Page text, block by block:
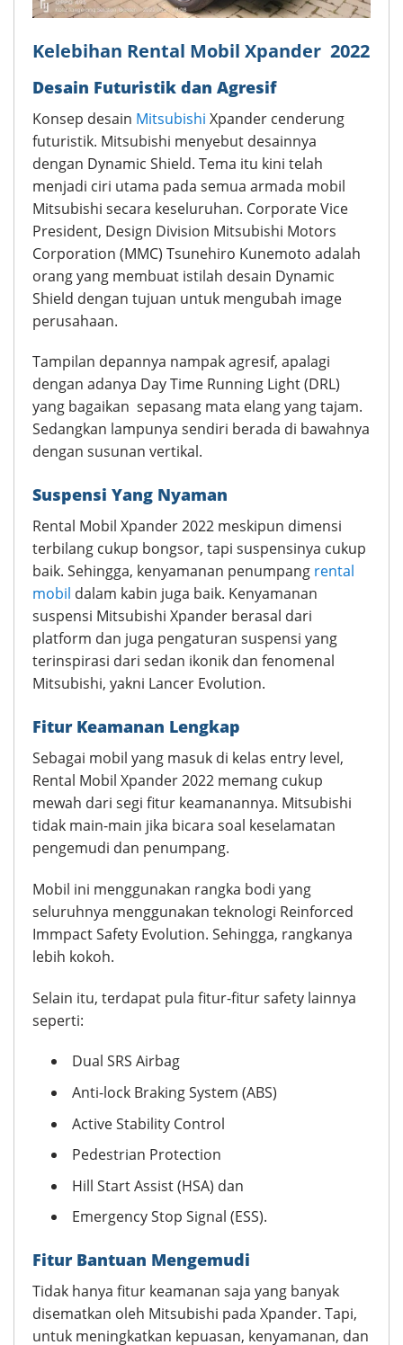
Kelebihan Rental Mobil Xpander 2022
Desain Futuristik dan Agresif
Konsep desain Mitsubishi Xpander cenderung
futuristik. Mitsubishi menyebut desainnya
dengan Dynamic Shield. Tema itu kini telah
menjadi ciri utama pada semua armada mobil
Mitsubishi secara keseluruhan. Corporate Vice
President, Design Division Mitsubishi Motors
Corporation (MMC) Tsunehiro Kunemoto adalah
orang yang membuat istilah desain Dynamic
Shield dengan tujuan untuk mengubah image
perusahaan.
Tampilan depannya nampak agresif, apalagi
dengan adanya Day Time Running Light (DRL)
yang bagaikan sepasang mata elang yang tajam.
Sedangkan lampunya sendiri berada di bawahnya
dengan susunan vertikal.
Suspensi Yang Nyaman
Rental Mobil Xpander 2022 meskipun dimensi
terbilang cukup bongsor, tapi suspensinya cukup
baik. Sehingga, kenyamanan penumpang rental
mobil dalam kabin juga baik. Kenyamanan
suspensi Mitsubishi Xpander berasal dari
platform dan juga pengaturan suspensi yang
terinspirasi dari sedan ikonik dan fenomenal
Mitsubishi, yakni Lancer Evolution.
Fitur Keamanan Lengkap
Sebagai mobil yang masuk di kelas entry level,
Rental Mobil Xpander 2022 memang cukup
mewah dari segi fitur keamanannya. Mitsubishi
tidak main-main jika bicara soal keselamatan
pengemudi dan penumpang.
Mobil ini menggunakan rangka bodi yang
seluruhnya menggunakan teknologi Reinforced
Immpact Safety Evolution. Sehingga, rangkanya
lebih kokoh.
Selain itu, terdapat pula fitur-fitur safety lainnya
seperti:
Dual SRS Airbag
Anti-lock Braking System (ABS)
Active Stability Control
Pedestrian Protection
Hill Start Assist (HSA) dan
Emergency Stop Signal (ESS).
Fitur Bantuan Mengemudi
Tidak hanya fitur keamanan saja yang banyak
disematkan oleh Mitsubishi pada Xpander. Tapi,
untuk meningkatkan kepuasan, kenyamanan, dan